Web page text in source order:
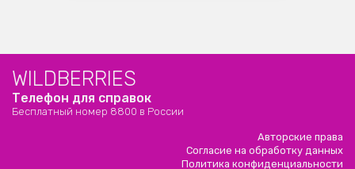
WILDBERRIES
Телефон для справок
Бесплатный номер 8800 в России
Авторские права
Согласие на обработку данных
Политика конфиденциальности